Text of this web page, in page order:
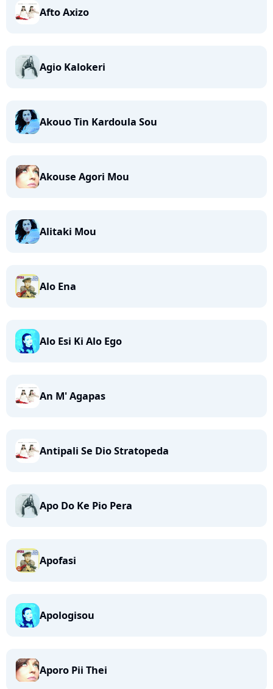
Afto Axizo
Agio Kalokeri
Akouo Tin Kardoula Sou
Akouse Agori Mou
Alitaki Mou
Alo Ena
Alo Esi Ki Alo Ego
An M' Agapas
Antipali Se Dio Stratopeda
Apo Do Ke Pio Pera
Apofasi
Apologisou
Aporo Pii Thei